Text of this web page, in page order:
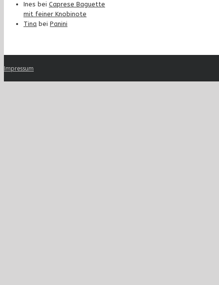
Ines bei Caprese Baguette
mit feiner Knobinote
Tina bei Panini
Impressum